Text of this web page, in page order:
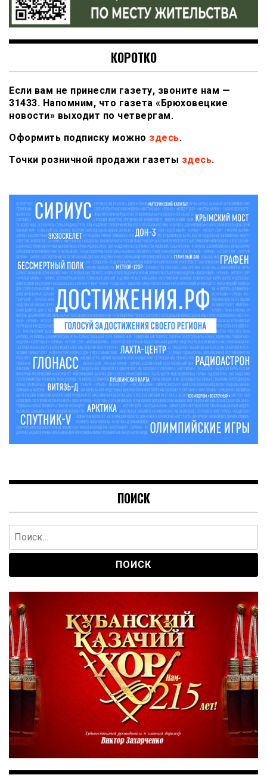
КОРОТКО
Если вам не принесли газету, звоните нам —
31433. Напомним, что газета «Брюховецкие
новости» выходит по четвергам.
Оформить подписку можно здесь.
Точки розничной продажи газеты здесь.
ПОИСК
Найти: